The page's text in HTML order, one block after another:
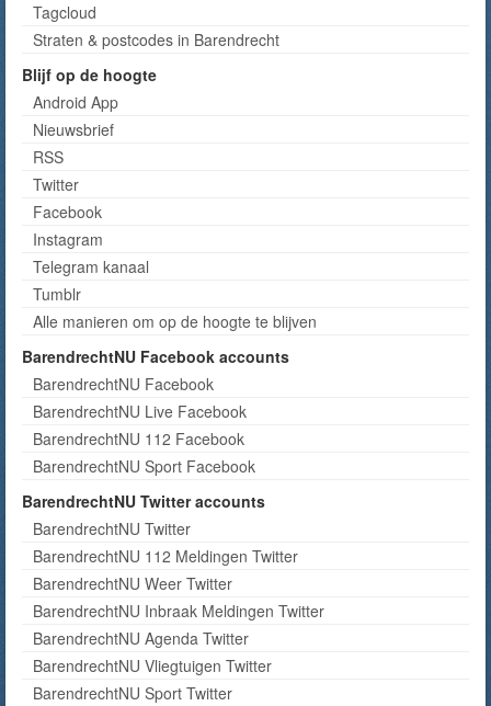
Tagcloud
Straten & postcodes in Barendrecht
Blijf op de hoogte
Android App
Nieuwsbrief
RSS
Twitter
Facebook
Instagram
Telegram kanaal
Tumblr
Alle manieren om op de hoogte te blijven
BarendrechtNU Facebook accounts
BarendrechtNU Facebook
BarendrechtNU Live Facebook
BarendrechtNU 112 Facebook
BarendrechtNU Sport Facebook
BarendrechtNU Twitter accounts
BarendrechtNU Twitter
BarendrechtNU 112 Meldingen Twitter
BarendrechtNU Weer Twitter
BarendrechtNU Inbraak Meldingen Twitter
BarendrechtNU Agenda Twitter
BarendrechtNU Vliegtuigen Twitter
BarendrechtNU Sport Twitter